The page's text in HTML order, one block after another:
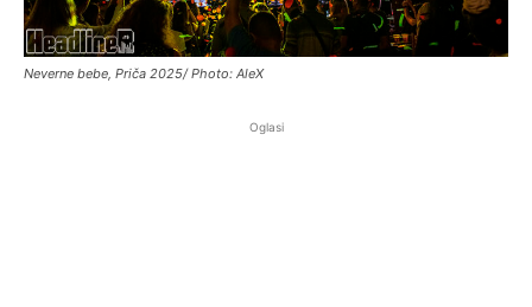
Neverne bebe, Priča 2025/ Photo: AleX
Oglasi